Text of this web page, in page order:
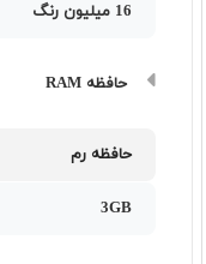
16 میلیون رنگ
حافظه RAM
حافظه رم
3GB